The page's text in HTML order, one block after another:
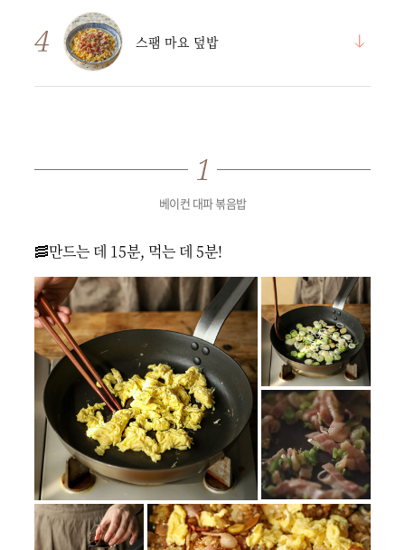
스팸 마요 덮밥
베이컨 대파 볶음밥
🥓만드는 데 15분, 먹는 데 5분!